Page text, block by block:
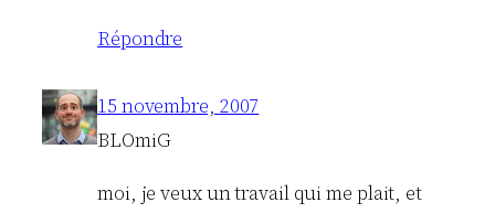
Répondre
15 novembre, 2007
BLOmiG
moi, je veux un travail qui me plait, et